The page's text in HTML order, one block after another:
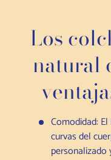
Los
natural
Comodidad:
curvas del
personalizado